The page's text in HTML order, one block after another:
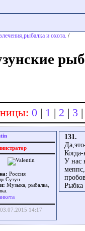
и охота. /
0 | 1 | 2 | 3
Россия
Сузун
Музыка, рыбалка,
03.07.2015 14:17
131.
У нас
Рыбка